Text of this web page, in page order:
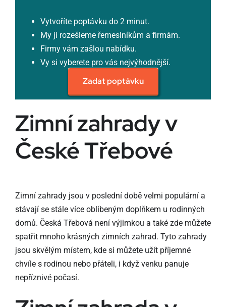
Vytvoříte poptávku do 2 minut.
My ji rozešleme řemeslníkům a firmám.
Firmy vám zašlou nabídku.
Vy si vyberete pro vás nejvýhodnější.
Zadat poptávku
Zimní zahrady v
České Třebové
Zimní zahrady jsou v poslední době velmi populární a
stávají se stále více oblíbeným doplňkem u rodinných
domů. Česká Třebová není výjimkou a také zde můžete
spatřit mnoho krásných zimních zahrad. Tyto zahrady
jsou skvělým místem, kde si můžete užít příjemné
chvíle s rodinou nebo přáteli, i když venku panuje
nepříznivé počasí.